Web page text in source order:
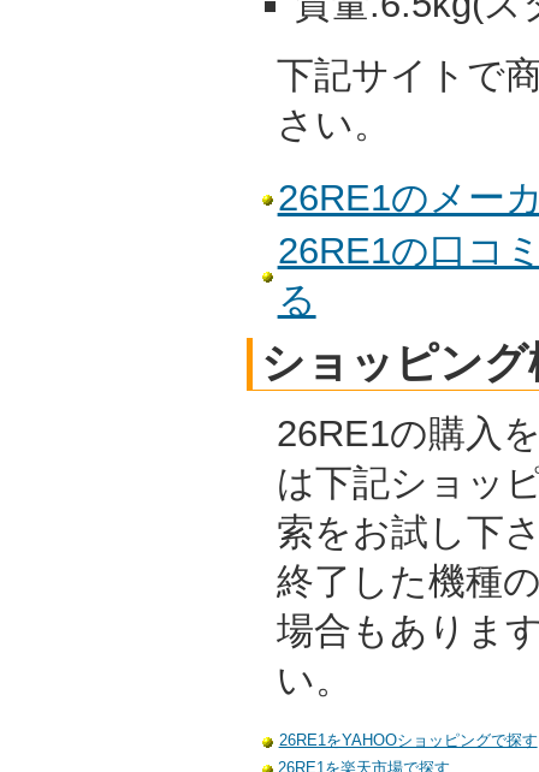
下記サイトで
さい。
26RE1のメー
26RE1の口コ
る
ショッピング
26RE1の購入
は下記ショッ
索をお試し下
終了した機種
場合もありま
い。
26RE1をYAHOOショッピングで探す
26RE1を楽天市場で探す